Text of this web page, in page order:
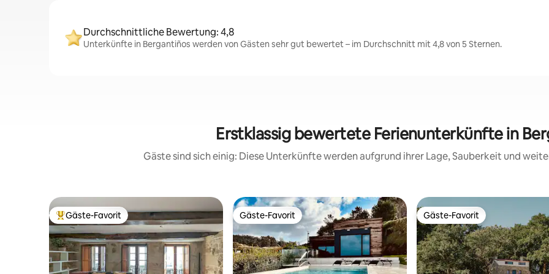
Durchschnittliche Bewertung: 4,8
Unterkünfte in Bergantiños werden von Gästen sehr gut bewertet – im Durchschnitt mit 4,8 von 5 Sternen.
Erstklassig bewertete Ferienunterkünfte in
Gäste sind sich einig: Diese Unterkünfte werden aufgrund ihrer Lage, Sauberkeit und
Beliebter Gäste-Favorit.
Gäste-Favorit Gäste-Favorit
Gäste-Favorit Gäste-Favorit
Gäste-Favorit